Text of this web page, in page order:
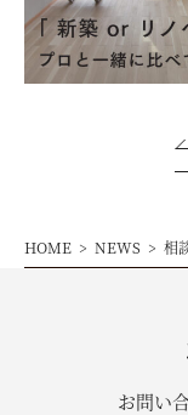
ペレットスト
イベント
HOME NEWS 相
お問い